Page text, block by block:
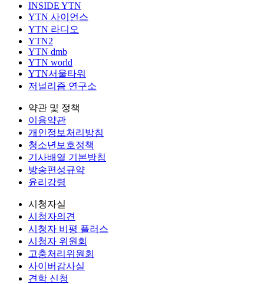
INSIDE YTN
YTN 사이언스
YTN 라디오
YTN2
YTN dmb
YTN world
YTN서울타워
저널리즘 연구소
약관 및 정책
이용약관
개인정보처리방침
청소년보호정책
기사배열 기본방침
방송편성규약
윤리강령
시청자실
시청자의견
시청자 비평 플러스
시청자 위원회
고충처리위원회
사이버감사실
견학 신청